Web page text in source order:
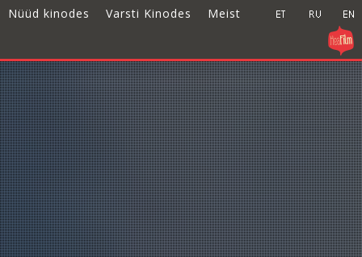
Nüüd kinodes Varsti Kinodes Meist